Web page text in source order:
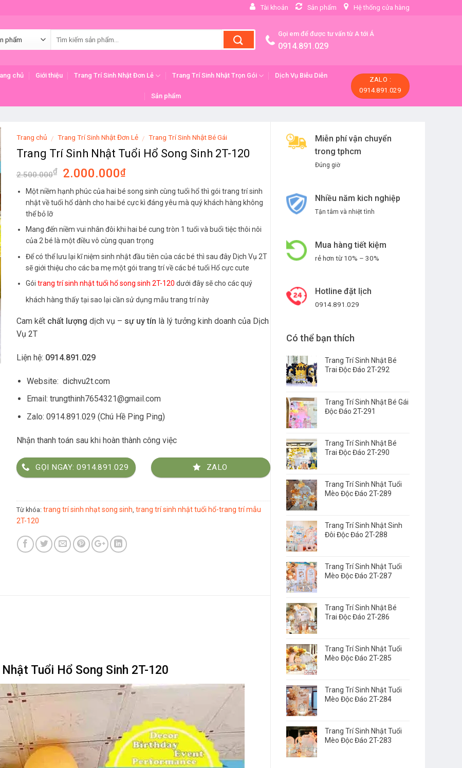
Tài khoản Sản phẩm Hệ thống cửa hàng
Gọi em để được tư vấn từ A tới Á
0914.891.029
chủ Giới thiệu Trang Trí Sinh Nhật Đơn Lẻ Trang Trí Sinh Nhật Trọn Gói Dịch Vụ Biễu Diễn
Sản phẩm
ZALO :
0914.891.029
Miễn phí vận chuyển
trong tphcm
Đúng giờ
Nhiều năm kich nghiệp
Tận tâm và nhiệt tình
Mua hàng tiết kiệm
rẻ hơn từ 10% – 30%
Hotline đặt lịch
0914.891.029
Có thể bạn thích
Trang Trí Sinh Nhật Bé
Trai Độc Đáo 2T-292
Trang Trí Sinh Nhật Bé Gái
Độc Đáo 2T-291
Trang Trí Sinh Nhật Bé
Trai Độc Đáo 2T-290
Trang Trí Sinh Nhật Tuổi
Mèo Độc Đáo 2T-289
Trang Trí Sinh Nhật Sinh
Đôi Độc Đáo 2T-288
Trang Trí Sinh Nhật Tuổi
Mèo Độc Đáo 2T-287
Trang Trí Sinh Nhật Bé
Trai Độc Đáo 2T-286
Trang Trí Sinh Nhật Tuổi
Mèo Độc Đáo 2T-285
Trang Trí Sinh Nhật Tuổi
Mèo Độc Đáo 2T-284
Trang Trí Sinh Nhật Tuổi
Mèo Độc Đáo 2T-283
Trang chủ / Trang Trí Sinh Nhật Đơn Lẻ / Trang Trí Sinh Nhật Bé Gái
Trang Trí Sinh Nhật Tuổi Hổ Song Sinh 2T-120
2.500.000₫
Original
price
was:
2.500.000₫.
2.000.000₫Current
price
is:
2.000.000₫.
Một niềm hạnh phúc của hai bé song sinh cùng tuổi hổ thì gói trang trí sinh
nhật về tuổi hổ dành cho hai bé cực kì đáng yêu mà quý khách hàng không
thể bỏ lỡ
Mang đến niềm vui nhân đôi khi hai bé cung tròn 1 tuổi và buổi tiệc thôi nôi
của 2 bé là một điều vô cùng quan trọng
Để có thể lưu lại kĩ niệm sinh nhật đầu tiên của các bé thì sau đây Dịch Vụ 2T
sẽ giới thiệu cho các ba mẹ một gói trang trí về các bé tuổi Hổ cực cute
Gói trang trí sinh nhật tuổi hổ song sinh 2T-120 dưới đây sẽ cho các quý
khách hàng thấy tại sao lại cần sử dụng mẫu trang trí này
Cam kết chất lượng dịch vụ – sự uy tín là lý tưởng kinh doanh của Dịch
Vụ 2T
Liện hệ: 0914.891.029
Website:dichvu2t.com
Email: trungthinh7654321@gmail.com
Zalo: 0914.891.029 (Chú Hề Ping Ping)
Nhận thanh toán sau khi hoàn thành công việc
GỌI NGAY: 0914.891.029 ZALO
Từ khóa: trang trí sinh nhạt song sinh, trang trí sinh nhật tuổi hổ-trang trí mẫu
2T-120
Tuổi Hổ Song Sinh 2T-120